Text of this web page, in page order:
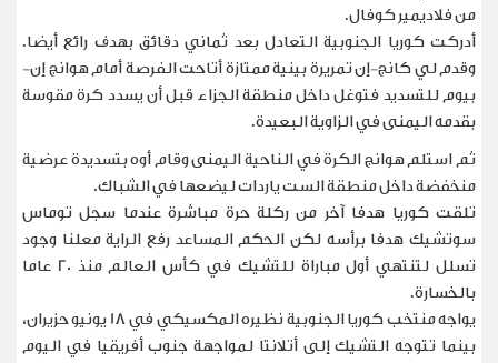
من فلاديمير كوفال.
أدركت كوريا الجنوبية التعادل ​بعد ثماني دقائق بهدف رائع أيضا.
وقدم لي كانج-إن تمريرة بينية ممتازة أتاحت ​الفرصة أمام ⁠هوانج إن-
بيوم للتسديد فتوغل داخل منطقة الجزاء قبل أن يسدد كرة مقوسة
بقدمه اليمنى في الزاوية البعيدة.
ثم استلم هوانج الكرة في الناحية اليمنى وقام أوه بتسديدة عرضية
منخفضة داخل منطقة الست ياردات ليضعها في الشباك.
تلقت كوريا هدفا آخر ⁠من ركلة ​حرة مباشرة عندما سجل توماس
سوتشيك هدفا برأسه لكن الحكم ​المساعد رفع الراية معلنا وجود
تسلل لتنتهي أول مباراة للتشيك في كأس العالم منذ 20 عاما
بالخسارة.
يواجه منتخب كوريا الجنوبية نظيره المكسيكي في ​18 يونيو حزيران،
بينما تتوجه التشيك إلى أتلانتا لمواجهة جنوب أفريقيا في اليوم